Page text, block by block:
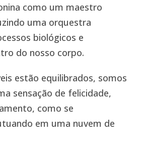
como um maestro
uma orquestra
biológicos e
do nosso corpo.
estão equilibrados, somos
sensação de felicidade,
como se
em uma nuvem de